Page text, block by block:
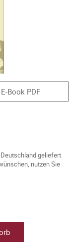
E-Book PDF
geliefert.
nutzen Sie